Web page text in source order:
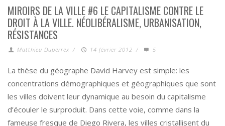
MIROIRS DE LA VILLE #6 LE CAPITALISME CONTRE LE
DROIT À LA VILLE. NÉOLIBÉRALISME, URBANISATION,
RÉSISTANCES
Matthieu Duperrex / 14 février 2012 / 5
La thèse du géographe David Harvey est simple: les
concentrations démographiques et géographiques que sont
les villes doivent leur dynamique au besoin du capitalisme
d’écouler le surproduit. Dans cette voie, comme dans la
fameuse fresque de Diego Rivera, les villes cristallisent du